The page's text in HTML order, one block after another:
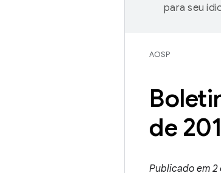
para seu
AOSP
de
Publicado em 2